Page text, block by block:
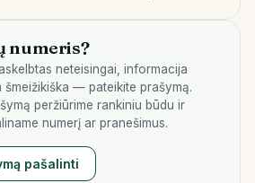
numeris?
neteisingai, informacija
šmeižikiška — pateikite prašymą.
peržiūrime rankiniu būdu ir
numerį ar pranešimus.
pašalinti